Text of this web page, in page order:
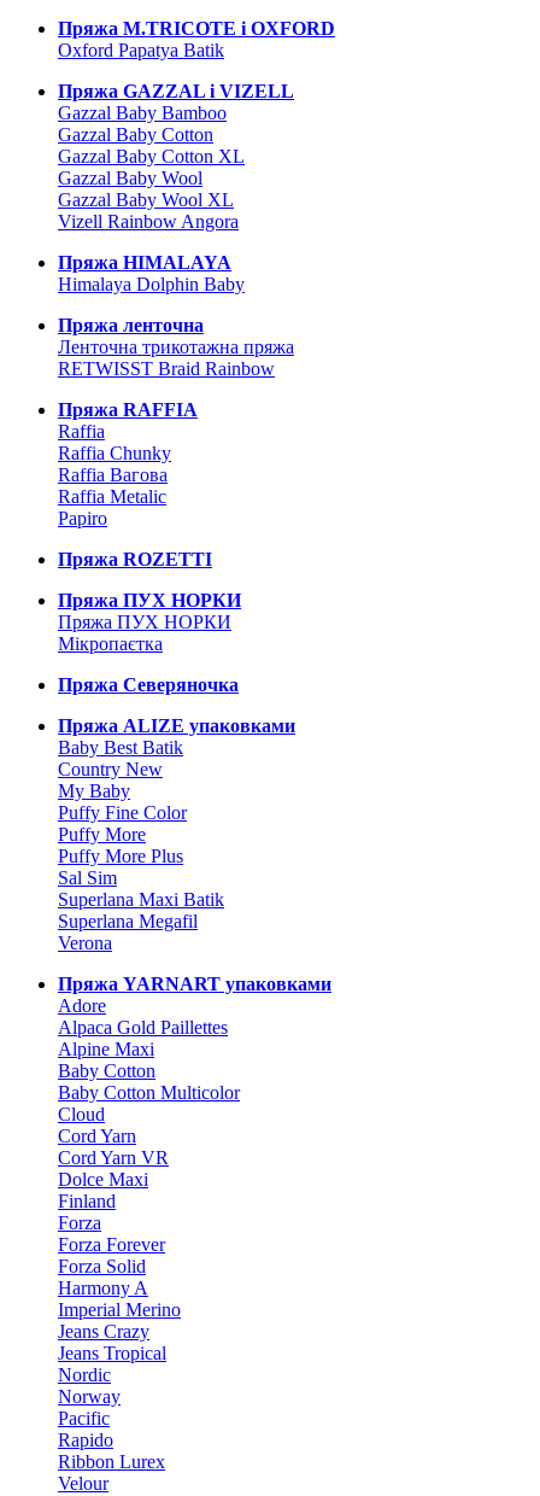
Пряжа M.TRICOTE і OXFORD
Oxford Papatya Batik
Пряжа GAZZAL і VIZELL
Gazzal Baby Bamboo
Gazzal Baby Cotton
Gazzal Baby Cotton XL
Gazzal Baby Wool
Gazzal Baby Wool XL
Vizell Rainbow Angora
Пряжа HIMALAYA
Himalaya Dolphin Baby
Пряжа ленточна
Ленточна трикотажна пряжа
RETWISST Braid Rainbow
Пряжа RAFFIA
Raffia
Raffia Chunky
Raffia Вагова
Raffia Metalic
Papiro
Пряжа ROZETTI
Пряжа ПУХ НОРКИ
Пряжа ПУХ НОРКИ
Мікропаєтка
Пряжа Северяночка
Пряжа ALIZE упаковками
Baby Best Batik
Country New
My Baby
Puffy Fine Color
Puffy More
Puffy More Plus
Sal Sim
Superlana Maxi Batik
Superlana Megafil
Verona
Пряжа YARNART упаковками
Adore
Alpaca Gold Paillettes
Alpine Maxi
Baby Cotton
Baby Cotton Multicolor
Cloud
Cord Yarn
Cord Yarn VR
Dolce Maxi
Finland
Forza
Forza Forever
Forza Solid
Harmony A
Imperial Merino
Jeans Crazy
Jeans Tropical
Nordic
Norway
Pacific
Rapido
Ribbon Lurex
Velour